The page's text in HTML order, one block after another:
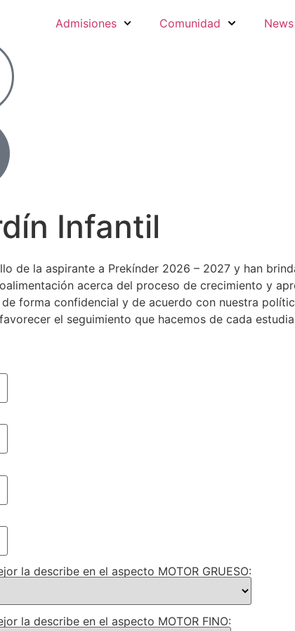
Admisiones Comunidad
Infantil
de la aspirante a Prekínder 2026 – 2027 y han
acerca del proceso de crecimiento y
forma confidencial y de acuerdo con nuestra
el seguimiento que hacemos de cada
la describe en el aspecto MOTOR GRUESO:
la describe en el aspecto MOTOR FINO: